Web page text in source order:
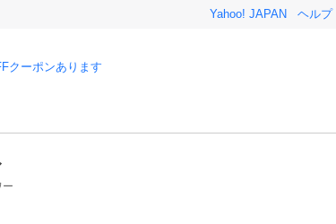
Yahoo! JAPAN ヘルプ
クーポンあります
ー